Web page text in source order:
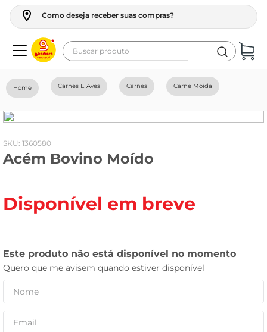
Como deseja receber suas compras?
Buscar produto
Carnes E Aves Carnes Carne Moída
: 1360580
Acém Bovino Moído
Disponível em breve
geladeira
fogao
café
frango
leite pó